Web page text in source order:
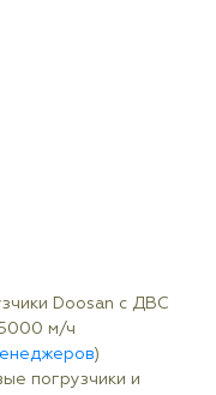
Doosan с ДВС
5000 м/ч
)
погрузчики и